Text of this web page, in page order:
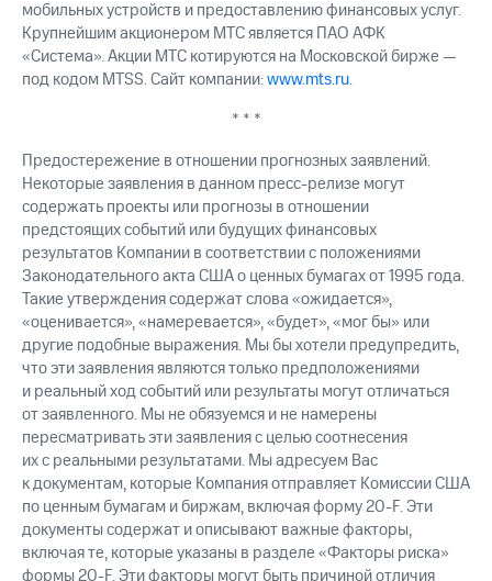
мобильных устройств и предоставлению финансовых услуг.
Крупнейшим акционером МТС является ПАО АФК
«Система». Акции МТС котируются на Московской бирже —
под кодом MTSS. Сайт компании:www.mts.ru.
* * *
Предостережение в отношении прогнозных заявлений.
Некоторые заявления в данном пресс-релизе могут
содержать проекты или прогнозы в отношении
предстоящих событий или будущих финансовых
результатов Компании в соответствии с положениями
Законодательного акта США о ценных бумагах от 1995 года.
Такие утверждения содержат слова «ожидается»,
«оценивается», «намеревается», «будет», «мог бы» или
другие подобные выражения. Мы бы хотели предупредить,
что эти заявления являются только предположениями
и реальный ход событий или результаты могут отличаться
от заявленного. Мы не обязуемся и не намерены
пересматривать эти заявления с целью соотнесения
их с реальными результатами. Мы адресуем Вас
к документам, которые Компания отправляет Комиссии США
по ценным бумагам и биржам, включая форму 20-F. Эти
документы содержат и описывают важные факторы,
включая те, которые указаны в разделе «Факторы риска»